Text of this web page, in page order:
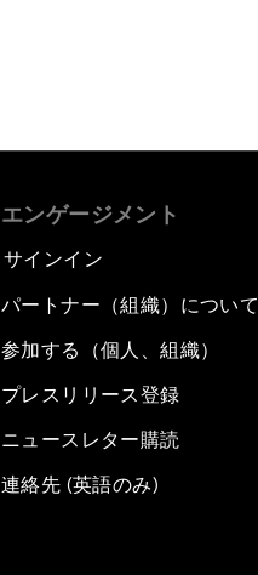
エンゲージメント
サインイン
パートナー（組織）について
参加する（個人、組織）
プレスリリース登録
ニュースレター購読
連絡先 (英語のみ)